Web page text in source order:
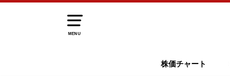
MENU
株価チャート